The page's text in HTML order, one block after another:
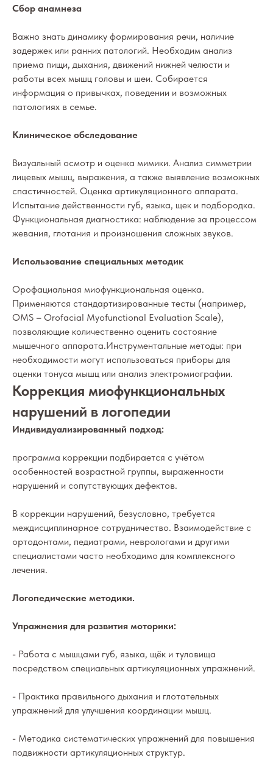
Сбор анамнеза
Важно знать динамику формирования речи, наличие
задержек или ранних патологий. Необходим анализ
приема пищи, дыхания, движений нижней челюсти и
работы всех мышц головы и шеи. Собирается
информация о привычках, поведении и возможных
патологиях в семье.
Клиническое обследование
Визуальный осмотр и оценка мимики. Анализ симметрии
лицевых мышц, выражения, а также выявление возможных
спастичностей. Оценка артикуляционного аппарата.
Испытание действенности губ, языка, щек и подбородка.
Функциональная диагностика: наблюдение за процессом
жевания, глотания и произношения сложных звуков.
Использование специальных методик
Орофациальная миофункциональная оценка.
Применяются стандартизированные тесты (например,
OMS – Orofacial Myofunctional Evaluation Scale),
позволяющие количественно оценить состояние
мышечного аппарата.Инструментальные методы: при
необходимости могут использоваться приборы для
оценки тонуса мышц или анализ электромиографии.
Коррекция миофункциональных
нарушений в логопедии
Индивидуализированный подход:
программа коррекции подбирается с учётом
особенностей возрастной группы, выраженности
нарушений и сопутствующих дефектов.
В коррекции нарушений, безусловно, требуется
междисциплинарное сотрудничество. Взаимодействие с
ортодонтами, педиатрами, неврологами и другими
специалистами часто необходимо для комплексного
лечения.
Логопедические методики.
Упражнения для развития моторики:
- Работа с мышцами губ, языка, щёк и туловища
посредством специальных артикуляционных упражнений.
- Практика правильного дыхания и глотательных
упражнений для улучшения координации мышц.
- Методика систематических упражнений для повышения
подвижности артикуляционных структур.